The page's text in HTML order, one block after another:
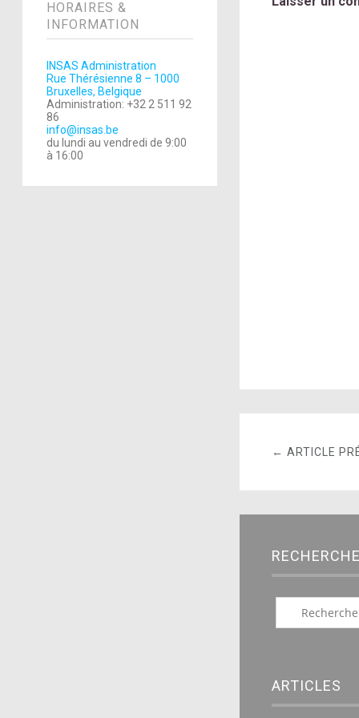
HORAIRES &
INFORMATION
INSAS Administration
Rue Thérésienne 8 – 1000
Bruxelles, Belgique
Administration: +32 2 511 92
86
info@insas.be
du lundi au vendredi de 9:00
à 16:00
← ARTICLE
RECHERCHE
ARTICLES